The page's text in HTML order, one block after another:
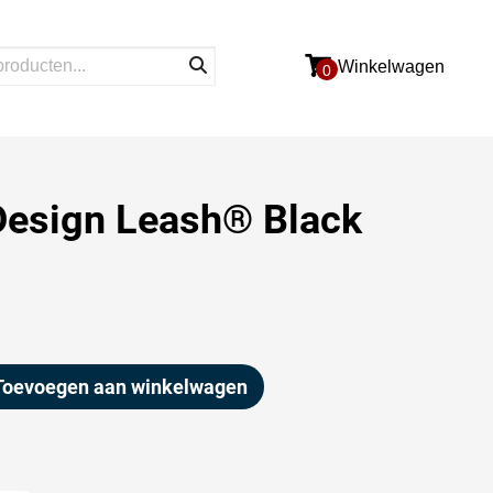
0 Winkelwagen
Leash® Black
aan winkelwagen